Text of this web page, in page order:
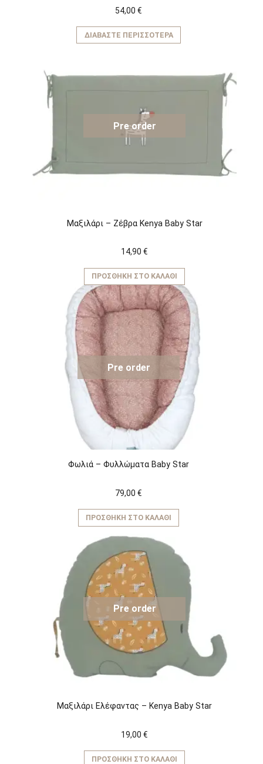
54,00 €
ΔΙΑΒΆΣΤΕ ΠΕΡΙΣΣΌΤΕΡΑ
Pre order
Μαξιλάρι – Ζέβρα Kenya Baby Star
14,90 €
ΠΡΟΣΘΉΚΗ ΣΤΟ ΚΑΛΆΘΙ
Pre order
Φωλιά – Φυλλώματα Baby Star
79,00 €
ΠΡΟΣΘΉΚΗ ΣΤΟ ΚΑΛΆΘΙ
Pre order
Μαξιλάρι Ελέφαντας – Kenya Baby Star
19,00 €
ΠΡΟΣΘΉΚΗ ΣΤΟ ΚΑΛΆΘΙ